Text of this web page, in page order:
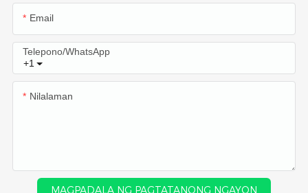
Email
+1
Telepono/WhatsApp
Nilalaman
MAGPADALA NG PAGTATANONG NGAYON